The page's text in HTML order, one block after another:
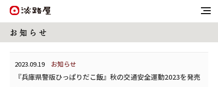
お 知 ら せ
2023.09.19 お知らせ
『兵庫県警版ひっぱりだこ飯』秋の交通安全運動2023を発売